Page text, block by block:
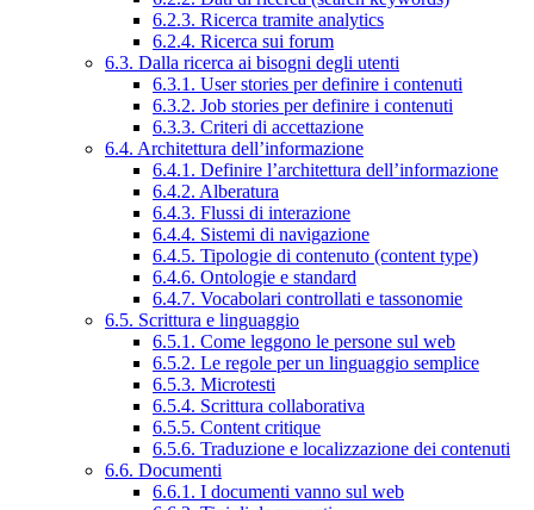
6.2.3. Ricerca tramite analytics
6.2.4. Ricerca sui forum
6.3. Dalla ricerca ai bisogni degli utenti
6.3.1. User stories per definire i contenuti
6.3.2. Job stories per definire i contenuti
6.3.3. Criteri di accettazione
6.4. Architettura dell’informazione
6.4.1. Definire l’architettura dell’informazione
6.4.2. Alberatura
6.4.3. Flussi di interazione
6.4.4. Sistemi di navigazione
6.4.5. Tipologie di contenuto (content type)
6.4.6. Ontologie e standard
6.4.7. Vocabolari controllati e tassonomie
6.5. Scrittura e linguaggio
6.5.1. Come leggono le persone sul web
6.5.2. Le regole per un linguaggio semplice
6.5.3. Microtesti
6.5.4. Scrittura collaborativa
6.5.5. Content critique
6.5.6. Traduzione e localizzazione dei contenuti
6.6. Documenti
6.6.1. I documenti vanno sul web